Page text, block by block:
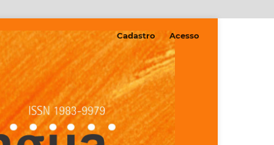
Cadastro Acesso